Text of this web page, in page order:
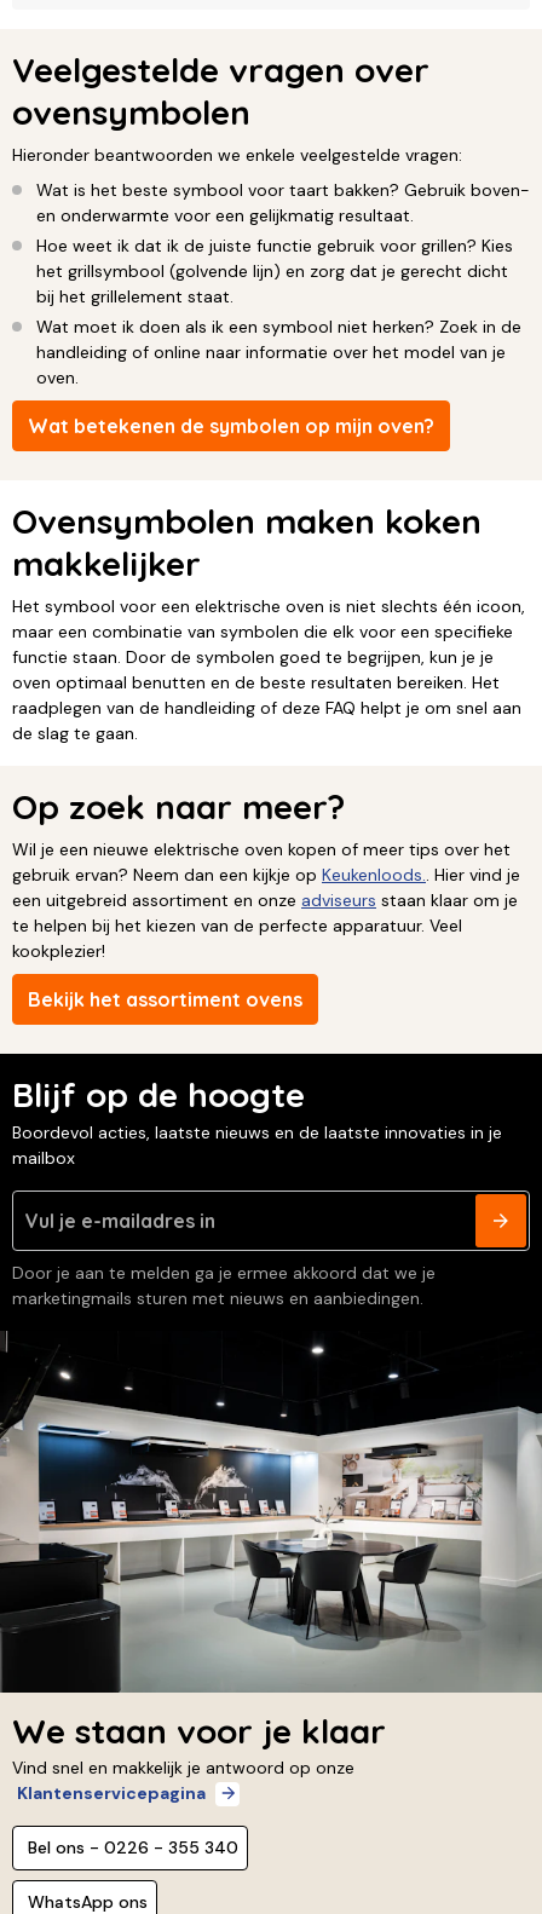
Veelgestelde vragen over
ovensymbolen
Hieronder beantwoorden we enkele veelgestelde vragen:
Wat is het beste symbool voor taart bakken? Gebruik boven-
en onderwarmte voor een gelijkmatig resultaat.
Hoe weet ik dat ik de juiste functie gebruik voor grillen? Kies
het grillsymbool (golvende lijn) en zorg dat je gerecht dicht
bij het grillelement staat.
Wat moet ik doen als ik een symbool niet herken? Zoek in de
handleiding of online naar informatie over het model van je
oven.
Wat betekenen de symbolen op mijn oven?
Ovensymbolen maken koken
makkelijker
Het symbool voor een elektrische oven is niet slechts één icoon,
maar een combinatie van symbolen die elk voor een specifieke
functie staan. Door de symbolen goed te begrijpen, kun je je
oven optimaal benutten en de beste resultaten bereiken. Het
raadplegen van de handleiding of deze FAQ helpt je om snel aan
de slag te gaan.
Op zoek naar meer?
Wil je een nieuwe elektrische oven kopen of meer tips over het
gebruik ervan? Neem dan een kijkje op Keukenloods.. Hier vind je
een uitgebreid assortiment en onze adviseurs staan klaar om je
te helpen bij het kiezen van de perfecte apparatuur. Veel
kookplezier!
Bekijk het assortiment ovens
Blijf op de hoogte
Boordevol acties, laatste nieuws en de laatste innovaties in je
mailbox
Door je aan te melden ga je ermee akkoord dat we je
marketingmails sturen met nieuws en aanbiedingen.
We staan voor je klaar
Vind snel en makkelijk je antwoord op onze
Klantenservicepagina
Bel ons - 0226 - 355 340
WhatsApp ons